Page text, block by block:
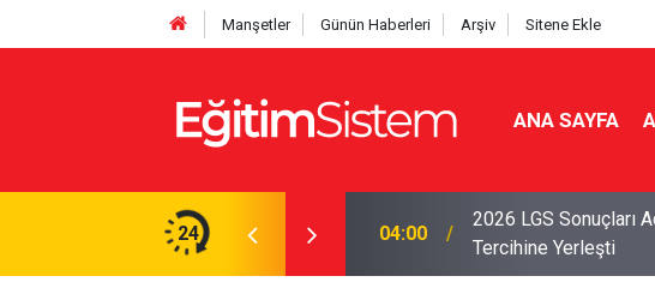
Manşetler Günün Haberleri Arşiv Sitene Ekle
ANA SAYFA
24
Sınavla Alan Liseler Yüzde 95,76
04:00
2026 LGS Sonuçları
Tercihine Yerleşti